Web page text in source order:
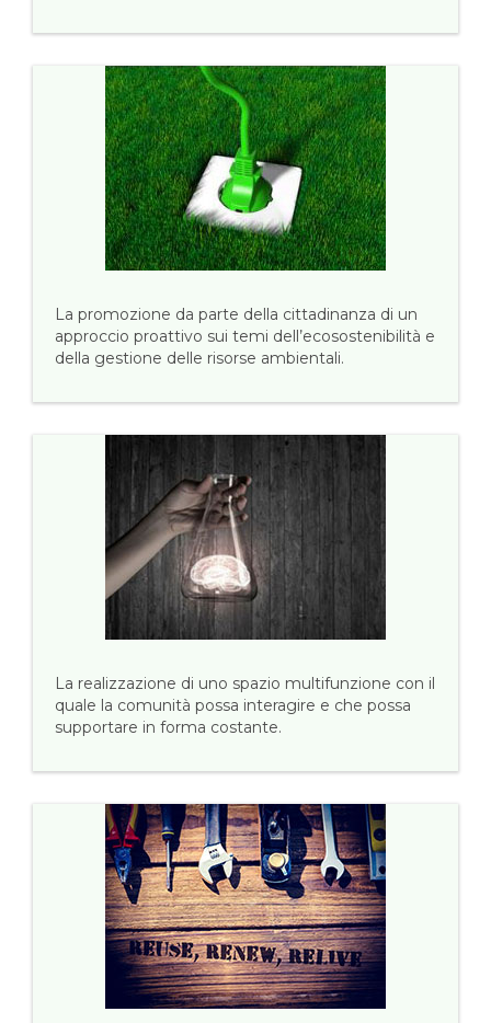
La promozione da parte della cittadinanza di un
approccio proattivo sui temi dell’ecosostenibilità e
della gestione delle risorse ambientali.
La realizzazione di uno spazio multifunzione con il
quale la comunità possa interagire e che possa
supportare in forma costante.